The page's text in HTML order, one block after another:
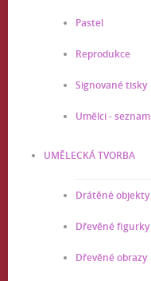
Pastel
Reprodukce
Signované tisky
Umělci - seznam
UMĚLECKÁ TVORBA
Drátěné objekty
Dřevěné figurky
Dřevěné obrazy